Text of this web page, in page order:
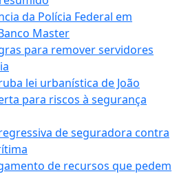
da Polícia Federal em
Master
para remover servidores
lei urbanística de João
para riscos à segurança
de seguradora contra
de recursos que pedem